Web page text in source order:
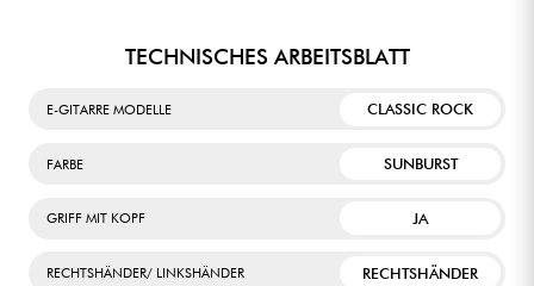
TECHNISCHES ARBEITSBLATT
E-GITARRE MODELLE CLASSIC ROCK
FARBE SUNBURST
GRIFF MIT KOPF JA
RECHTSHÄNDER/ LINKSHÄNDER RECHTSHÄNDER